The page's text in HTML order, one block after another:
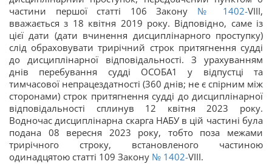
частини першої статті 106 Закону № 1402-VIII,
вважається з 18 квітня 2019 року. Відповідно, саме із
цієї дати (дати вчинення дисциплінарного проступку)
слід обраховувати трирічний строк притягнення судді
до дисциплінарної відповідальності. З урахуванням
днів перебування судді ОСОБА1 у відпустці та
тимчасової непрацездатності (360 днів; не є спірним між
сторонами) строк притягнення судді до дисциплінарної
відповідальності сплинув 12 квітня 2023 року.
Водночас дисциплінарна скарга НАБУ в цій частині була
подана 08 вересня 2023 року, тобто поза межами
трирічного строку, встановленого частиною
одинадцятою статті 109 Закону № 1402-VIII.